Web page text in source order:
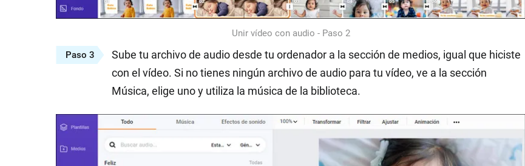
Unir vídeo con audio - Paso 2
Paso 3
Sube tu archivo de audio desde tu ordenador a la sección de medios, igual que hiciste
con el vídeo. Si no tienes ningún archivo de audio para tu vídeo, ve a la sección
Música, elige uno y utiliza la música de la biblioteca.